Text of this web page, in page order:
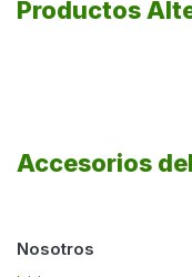
Productos
Accesorios
Nosotros